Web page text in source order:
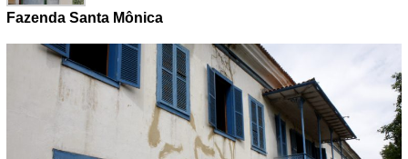
Fazenda Santa Mônica